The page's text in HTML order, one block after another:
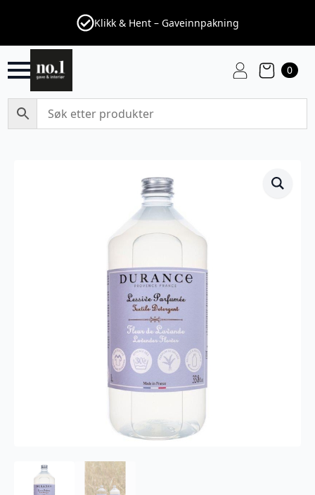
Klikk & Hent – Gaveinnpakning
0